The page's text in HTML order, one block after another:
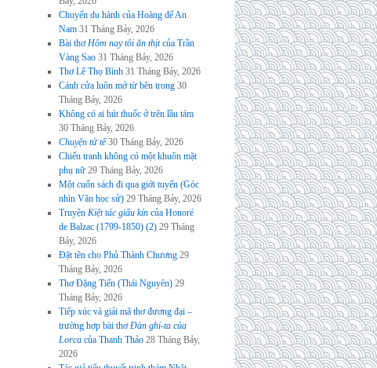
Chuyến du hành của Hoàng đế An
Nam 31 Tháng Bảy, 2026
Bài thơHôm nay tôi ăn thịtcủa Trần
Vàng Sao 31 Tháng Bảy, 2026
Thơ Lê Thọ Bình 31 Tháng Bảy, 2026
Cánh cửa luôn mở từ bên trong 30
Tháng Bảy, 2026
Không có ai hút thuốc ở trên lầu tám
30 Tháng Bảy, 2026
Chuyện tử tế 30 Tháng Bảy, 2026
Chiến tranh không có một khuôn mặt
phụ nữ 29 Tháng Bảy, 2026
Một cuốn sách đi qua giới tuyến (Góc
nhìn Văn học sử) 29 Tháng Bảy, 2026
Truyện Kiệt tác giấu kíncủa Honoré
de Balzac (1799-1850) (2) 29 Tháng
Bảy, 2026
Đặt tên cho Phủ Thành Chương 29
Tháng Bảy, 2026
Thơ Đặng Tiến (Thái Nguyên) 29
Tháng Bảy, 2026
Tiếp xúc và giải mã thơ đương đại –
trường hợp bài thơĐàn ghi-ta của
Lorcacủa Thanh Thảo 28 Tháng Bảy,
2026